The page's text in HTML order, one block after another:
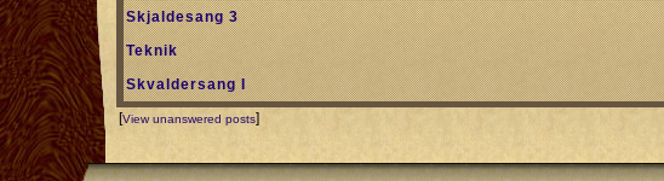
Skjaldesang 3
Teknik
Skvaldersang I
[View unanswered posts]